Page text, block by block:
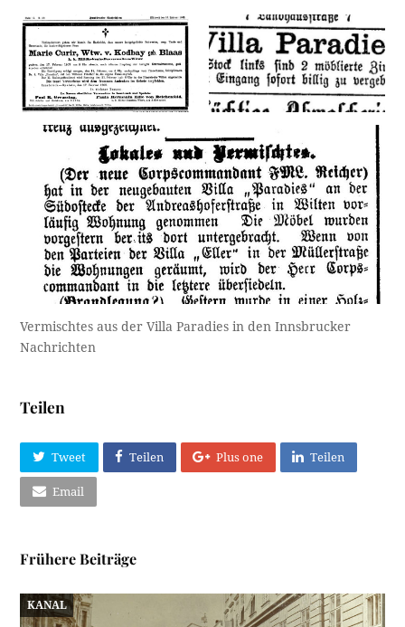
Vermischtes aus der Villa Paradies in den Innsbrucker
Nachrichten
Teilen
Tweet Teilen Plus one Teilen
Email
Frühere Beiträge
KANAL